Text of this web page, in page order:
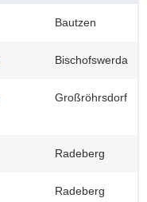
Bautzen
Bischofswerda
Großröhrsdorf
Radeberg
Radeberg